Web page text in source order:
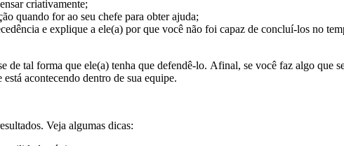
criativamente;
quando for ao seu chefe para obter ajuda;
e explique a ele(a) por que você não foi capaz de concluí-los no
tal forma que ele(a) tenha que defendê-lo. Afinal, se você faz algo que
acontecendo dentro de sua equipe.
Veja algumas dicas: